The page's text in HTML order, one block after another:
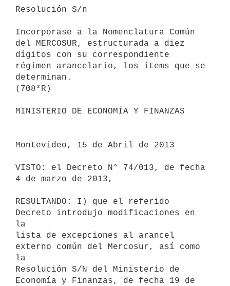
Resolución S/n
Incorpórase a la Nomenclatura Común
del MERCOSUR, estructurada a diez
dígitos con su correspondiente
régimen arancelario, los ítems que se
determinan.
(708*R)
MINISTERIO DE ECONOMÍA Y FINANZAS
Montevideo, 15 de Abril de 2013
VISTO: el Decreto N° 74/013, de fecha
4 de marzo de 2013,
RESULTANDO: I) que el referido
Decreto introdujo modificaciones en
la
lista de excepciones al arancel
externo común del Mercosur, así como
la
Resolución S/N del Ministerio de
Economía y Finanzas, de fecha 19 de